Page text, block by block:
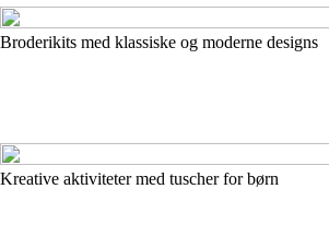
Broderikits med klassiske og moderne designs
Kreative aktiviteter med tuscher for børn